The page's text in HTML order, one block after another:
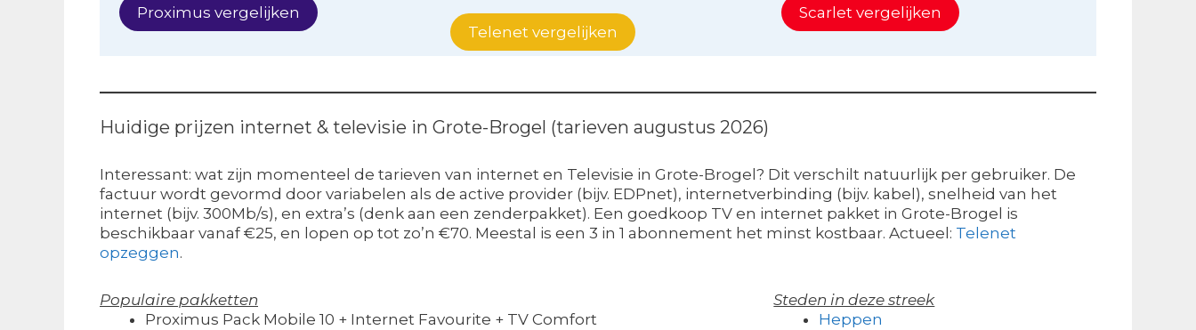
Proximus vergelijken
Telenet vergelijken
Scarlet vergelijken
Huidige prijzen internet & televisie in Grote-Brogel (tarieven augustus 2026)
Interessant: wat zijn momenteel de tarieven van internet en Televisie in Grote-Brogel? Dit verschilt natuurlijk per gebruiker. De
factuur wordt gevormd door variabelen als de active provider (bijv. EDPnet), internetverbinding (bijv. kabel), snelheid van het
internet (bijv. 300Mb/s), en extra’s (denk aan een zenderpakket). Een goedkoop TV en internet pakket in Grote-Brogel is
beschikbaar vanaf €25, en lopen op tot zo’n €70. Meestal is een 3 in 1 abonnement het minst kostbaar. Actueel: Telenet
opzeggen.
Populaire pakketten
Proximus Pack Mobile 10 + Internet Favourite + TV Comfort
Steden in deze streek
Heppen